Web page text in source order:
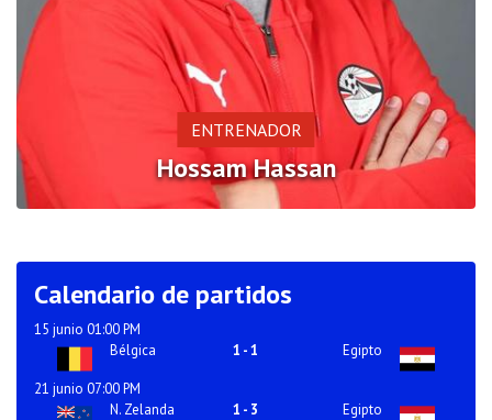
ENTRENADOR
Hossam Hassan
Calendario de partidos
15 junio 01:00 PM
Bélgica
1 -1 Egipto
21 junio 07:00 PM
N. Zelanda
1 - 3 Egipto